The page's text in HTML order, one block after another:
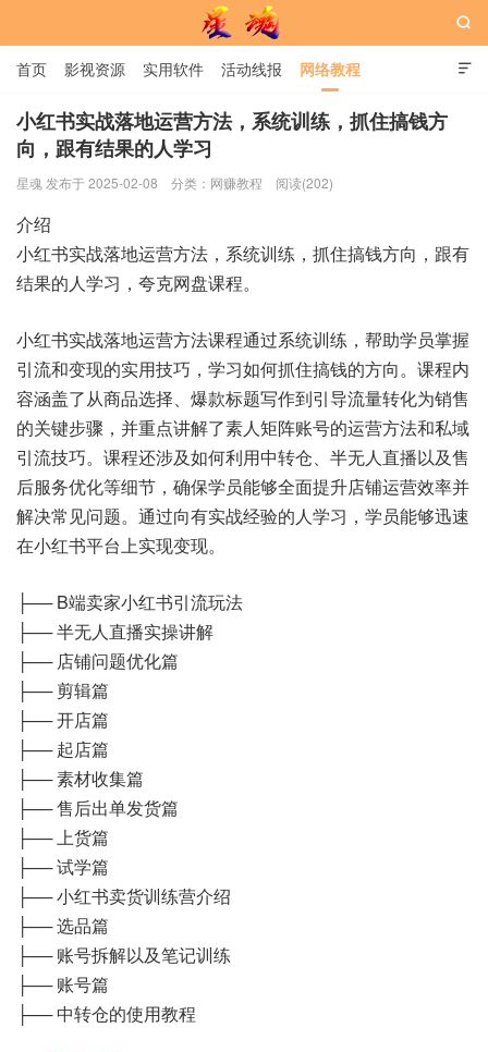
星魂网

首页 影视资源 实用软件 活动线报 网络教程
用户中心 书籍 娱乐

小红书实战落地运营方法，系统训练，抓住搞钱方
向，跟有结果的人学习
星魂 发布于 2025-02-08 分类： 网赚教程 阅读(202)
介绍
小红书实战落地运营方法，系统训练，抓住搞钱方向，跟有
结果的人学习，夸克网盘课程。
小红书实战落地运营方法课程通过系统训练，帮助学员掌握
引流和变现的实用技巧，学习如何抓住搞钱的方向。课程内
容涵盖了从商品选择、爆款标题写作到引导流量转化为销售
的关键步骤，并重点讲解了素人矩阵账号的运营方法和私域
引流技巧。课程还涉及如何利用中转仓、半无人直播以及售
后服务优化等细节，确保学员能够全面提升店铺运营效率并
解决常见问题。通过向有实战经验的人学习，学员能够迅速
在小红书平台上实现变现。
├── B端卖家小红书引流玩法
├── 半无人直播实操讲解
├── 店铺问题优化篇
├── 剪辑篇
├── 开店篇
├── 起店篇
├── 素材收集篇
├── 售后出单发货篇
├── 上货篇
├── 试学篇
├── 小红书卖货训练营介绍
├── 选品篇
├── 账号拆解以及笔记训练
├── 账号篇
├── 中转仓的使用教程